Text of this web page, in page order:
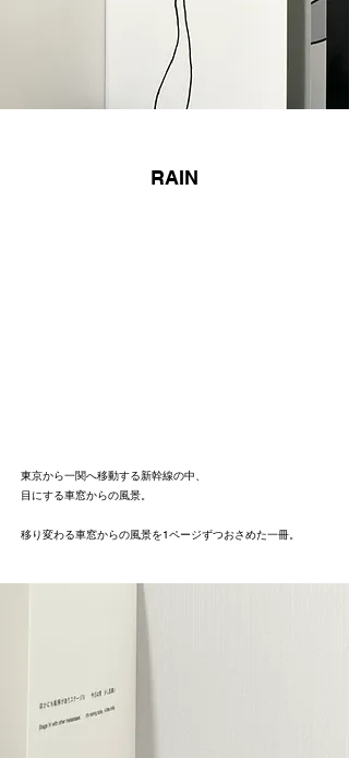
RAIN
東京から一関へ移動する新幹線の中、
目にする車窓からの風景。
​移り変わる車窓からの風景を1ページずつおさめた一冊。